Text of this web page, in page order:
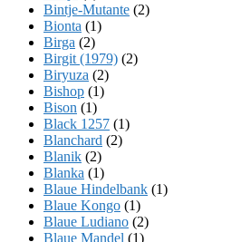
Bintje-Mutante (2)
Bionta (1)
Birga (2)
Birgit (1979) (2)
Biryuza (2)
Bishop (1)
Bison (1)
Black 1257 (1)
Blanchard (2)
Blanik (2)
Blanka (1)
Blaue Hindelbank (1)
Blaue Kongo (1)
Blaue Ludiano (2)
Blaue Mandel (1)